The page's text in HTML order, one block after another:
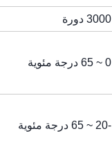
3000 دورة
0 ~ 65 درجة مئوية
-20 ~ 65 درجة مئوية